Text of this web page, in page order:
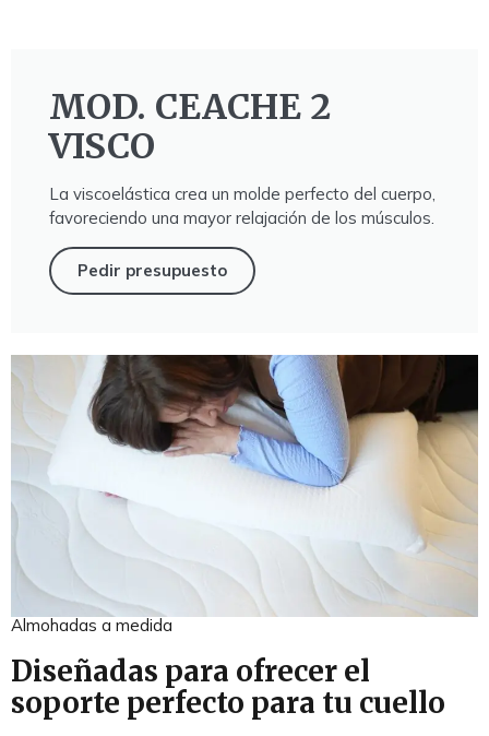
MOD. CEACHE 2
VISCO
La viscoelástica crea un molde perfecto del cuerpo,
favoreciendo una mayor relajación de los músculos.
Pedir presupuesto
Almohadas a medida
Diseñadas para ofrecer el
soporte perfecto para tu cuello